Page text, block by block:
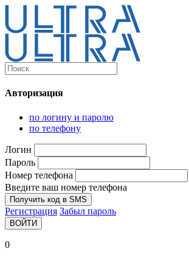
Каталог
Компьютеры и комплектующие
Персональные компьютеры
Моноблоки
Мониторы
Комплектующие
Авторизация
по логину и паролю
по телефону
Логин
Пароль
Номер телефона
Введите ваш номер телефона
Получить код в SMS
Регистрация Забыл пароль
ВОЙТИ
0